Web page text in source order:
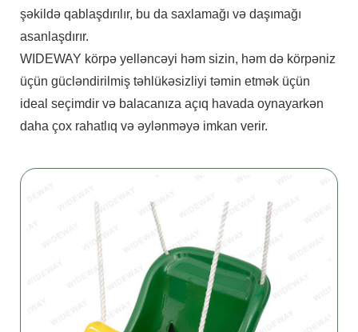
şəkildə qablaşdırılır, bu da saxlamağı və daşımağı
asanlaşdırır.
WIDEWAY körpə yelləncəyi həm sizin, həm də körpəniz
üçün gücləndirilmiş təhlükəsizliyi təmin etmək üçün
ideal seçimdir və balacanıza açıq havada oynayarkən
daha çox rahatlıq və əylənməyə imkan verir.